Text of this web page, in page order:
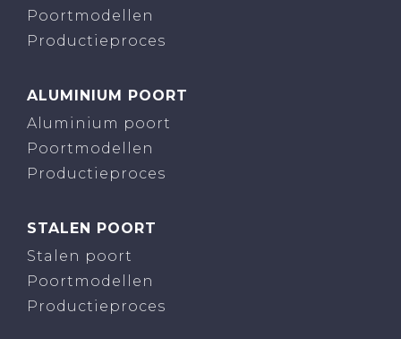
Poortmodellen
Productieproces
ALUMINIUM POORT
Aluminium poort
Poortmodellen
Productieproces
STALEN POORT
Stalen poort
Poortmodellen
Productieproces